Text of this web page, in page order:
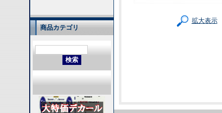
商品カテゴリ
拡大表示